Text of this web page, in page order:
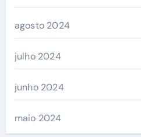
agosto 2024
julho 2024
junho 2024
maio 2024